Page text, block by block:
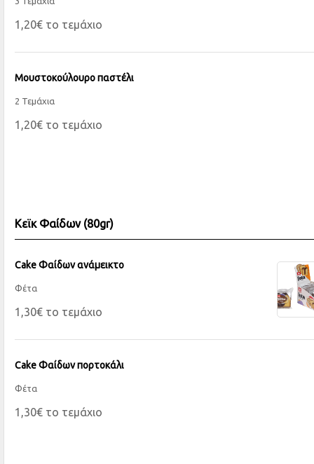
1,20€ το τεμάχιο
Μουστοκούλουρο παστέλι
2 Τεμάχια
1,20€ το τεμάχιο
Κεϊκ Φαίδων (80gr)
Cake Φαίδων ανάμεικτο
Φέτα
1,30€ το τεμάχιο
Cake Φαίδων πορτοκάλι
Φέτα
1,30€ το τεμάχιο